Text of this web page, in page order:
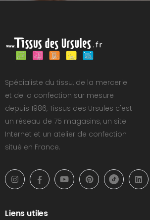
Spécialiste du tissu, de la mercerie
et de la confection sur mesure
depuis 1986, Tissus des Ursules c'est
un réseau de 75 magasins, un site
Internet et un atelier de confection
situé en France.
Liens utiles